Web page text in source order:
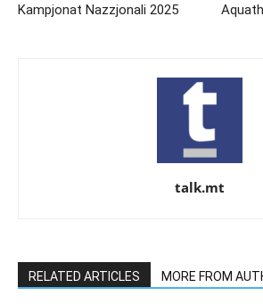
Kampjonat Nazzjonali 2025
talk.mt
RELATED ARTICLES MORE FROM